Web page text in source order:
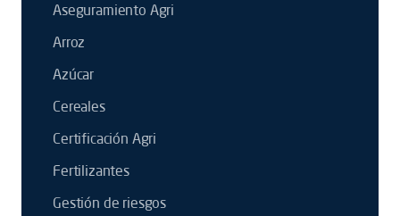
Aseguramiento Agri
Arroz
Azúcar
Cereales
Certificación Agri
Fertilizantes
Gestión de riesgos